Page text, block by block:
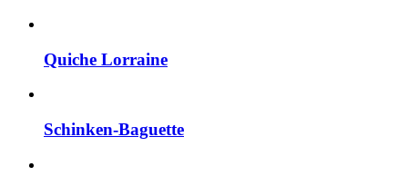
Quiche Lorraine
Schinken-Baguette